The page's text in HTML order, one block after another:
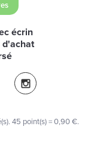
écrin
d'achat
. 45 point(s) =0,90 €.